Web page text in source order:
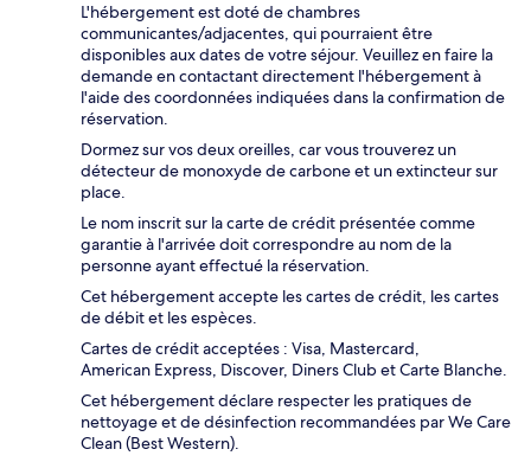
L'hébergement est doté de chambres
communicantes/adjacentes, qui pourraient être
disponibles aux dates de votre séjour. Veuillez en faire la
demande en contactant directement l'hébergement à
l'aide des coordonnées indiquées dans la confirmation de
réservation.
Dormez sur vos deux oreilles, car vous trouverez un
détecteur de monoxyde de carbone et un extincteur sur
place.
Le nom inscrit sur la carte de crédit présentée comme
garantie à l'arrivée doit correspondre au nom de la
personne ayant effectué la réservation.
Cet hébergement accepte les cartes de crédit, les cartes
de débit et les espèces.
Cartes de crédit acceptées : Visa, Mastercard,
American Express, Discover, Diners Club et Carte Blanche.
Cet hébergement déclare respecter les pratiques de
nettoyage et de désinfection recommandées par We Care
Clean (Best Western).